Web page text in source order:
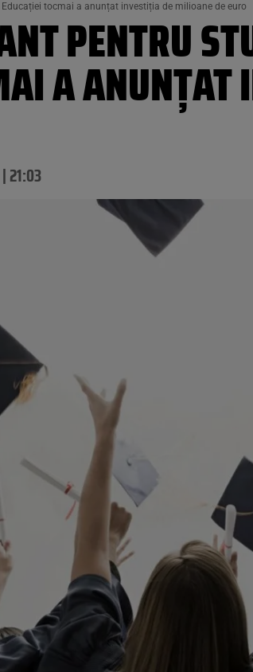
tocmai a anunțat investiția de milioane de euro
PENTRU
A
21:03